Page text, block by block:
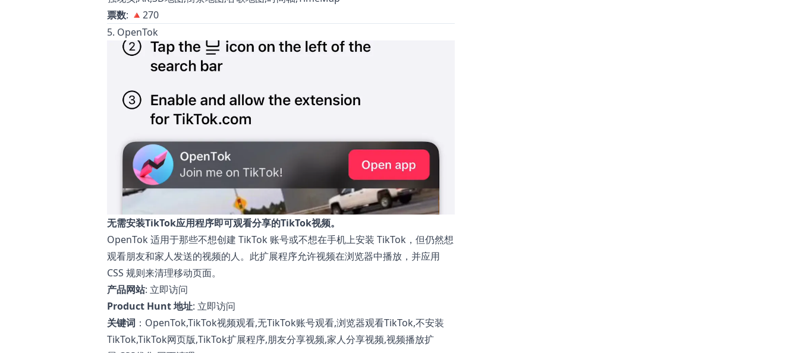
票数: 🔺270
5. OpenTok
无需安装TikTok应用程序即可观看分享的TikTok视频。
OpenTok 适用于那些不想创建 TikTok 账号或不想在手机上安装 TikTok，但仍然想
观看朋友和家人发送的视频的人。此扩展程序允许视频在浏览器中播放，并应用
CSS 规则来清理移动页面。
产品网站: 立即访问
Product Hunt 地址: 立即访问
关键词 ：OpenTok,TikTok视频观看,无TikTok账号观看,浏览器观看TikTok,不安装
TikTok,TikTok网页版,TikTok扩展程序,朋友分享视频,家人分享视频,视频播放扩